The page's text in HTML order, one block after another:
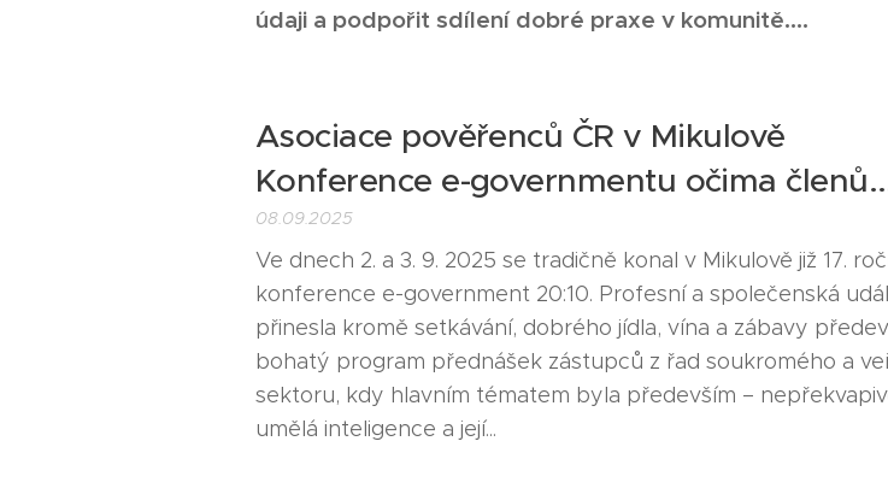
údaji a podpořit sdílení dobré praxe v komunitě....
Asociace pověřenců ČR v Mikulově
Konference e-governmentu očima
08.09.2025
Ve dnech 2. a 3. 9. 2025 se tradičně konal v Mikulově již 17.
konference e-government 20:10. Profesní a společenská
přinesla kromě setkávání, dobrého jídla, vína a zábavy
bohatý program přednášek zástupců z řad soukromého a
sektoru, kdy hlavním tématem byla především –
umělá inteligence a její...